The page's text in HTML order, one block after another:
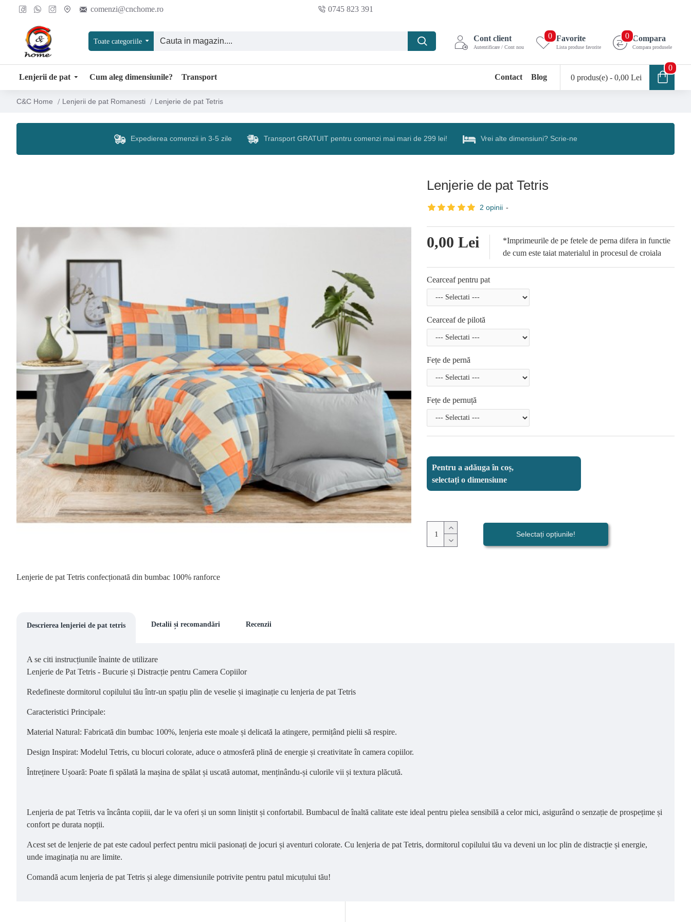
comenzi@cnchome.ro 0745 823 391
Toate categoriile Cont client
Autentificare / Cont nou
Favorite
Lista produse favorite
0 Compara
Compara produsele
0
Lenjerii de pat Cum aleg dimensiunile? Transport Contact Blog 0 produs(e) - 0,00 Lei
0
C&C Home Lenjerii de pat Romanesti Lenjerie de pat Tetris
Expedierea comenzii in 3-5 zile Transport GRATUIT pentru comenzi mai mari de 299 lei! Vrei alte dimensiuni? Scrie-ne
Lenjerie de pat Tetris
2 opinii -
0,00 Lei
*Imprimeurile de pe fetele de perna difera in functie
de cum este taiat materialul in procesul de croiala
Cearceaf pentru pat
Cearceaf de pilotă
Fețe de pernă
Fețe de pernuță
Pentru a adăuga în coș,
selectați o dimensiune
Selectați opțiunile!
Lenjerie de pat Tetris confecționată din bumbac 100% ranforce
Descrierea lenjeriei de pat tetris Detalii și recomandări Recenzii
A se citi instrucțiunile înainte de utilizare
Lenjerie de Pat Tetris - Bucurie și Distracție pentru Camera Copiilor
Redefineste dormitorul copilului tău într-un spațiu plin de veselie și imaginație cu lenjeria de pat Tetris
Caracteristici Principale:
Material Natural: Fabricată din bumbac 100%, lenjeria este moale și delicată la atingere, permițând pielii să respire.
Design Inspirat: Modelul Tetris, cu blocuri colorate, aduce o atmosferă plină de energie și creativitate în camera copiilor.
Întreținere Ușoară: Poate fi spălată la mașina de spălat și uscată automat, menținându-și culorile vii și textura plăcută.
Lenjeria de pat Tetris va încânta copiii, dar le va oferi și un somn liniștit și confortabil. Bumbacul de înaltă calitate este ideal pentru pielea sensibilă a celor mici, asigurând o senzație de prospețime și
confort pe durata nopții.
Acest set de lenjerie de pat este cadoul perfect pentru micii pasionați de jocuri și aventuri colorate. Cu lenjeria de pat Tetris, dormitorul copilului tău va deveni un loc plin de distracție și energie,
unde imaginația nu are limite.
Comandă acum lenjeria de pat Tetris și alege dimensiunile potrivite pentru patul micuțului tău!